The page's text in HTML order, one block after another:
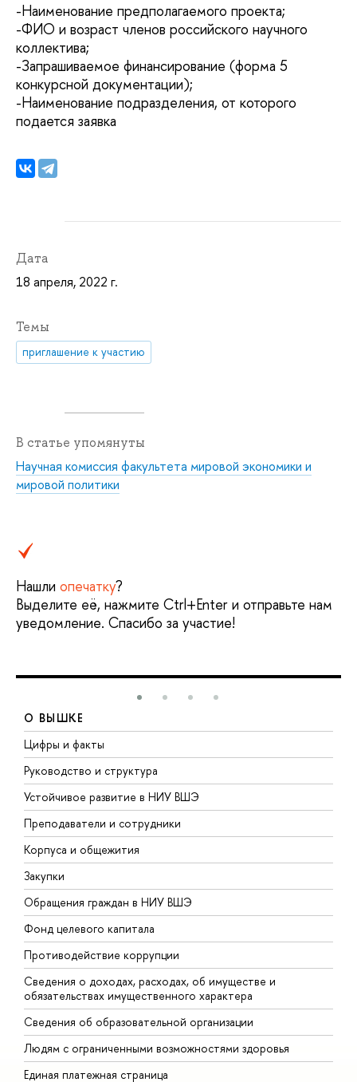
-Наименование предполагаемого проекта;
-ФИО и возраст членов российского научного
коллектива;
-Запрашиваемое финансирование (форма 5
конкурсной документации);
-Наименование подразделения, от которого
подается заявка
Дата
18 апреля, 2022 г.
Темы
приглашение к участию
В статье упомянуты
Научная комиссия факультета мировой экономики и
мировой политики
Нашли опечатку?
Выделите её, нажмите Ctrl+Enter и отправьте нам
уведомление. Спасибо за участие!
О ВЫШКЕ
Цифры и факты
Руководство и структура
Устойчивое развитие в НИУ ВШЭ
Преподаватели и сотрудники
Корпуса и общежития
Закупки
Обращения граждан в НИУ ВШЭ
Фонд целевого капитала
Противодействие коррупции
Сведения о доходах, расходах, об имуществе и
обязательствах имущественного характера
Сведения об образовательной организации
Людям с ограниченными возможностями здоровья
Единая платежная страница